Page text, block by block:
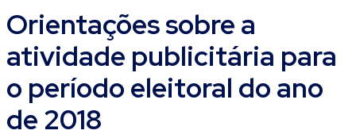
Orientações sobre a
atividade publicitária para
o período eleitoral do ano
de 2018